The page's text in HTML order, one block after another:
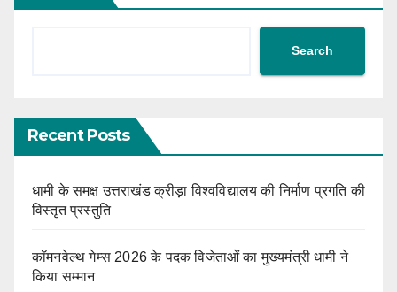
Search
Recent Posts
धामी के समक्ष उत्तराखंड क्रीड़ा विश्वविद्यालय की निर्माण प्रगति की
विस्तृत प्रस्तुति
कॉमनवेल्थ गेम्स 2026 के पदक विजेताओं का मुख्यमंत्री धामी ने
किया सम्मान